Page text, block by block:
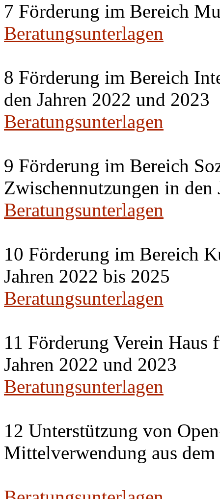
7 Förderung im Bereich
Beratungsunterlagen
8 Förderung im Bereich
den Jahren 2022 und 2023
Beratungsunterlagen
9 Förderung im Bereich
Zwischennutzungen in den
Beratungsunterlagen
10 Förderung im Bereich
Jahren 2022 bis 2025
Beratungsunterlagen
11 Förderung Verein
Jahren 2022 und 2023
Beratungsunterlagen
12 Unterstützung von
Mittelverwendung aus